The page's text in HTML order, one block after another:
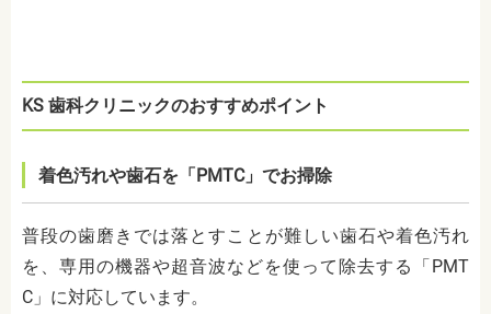
KS 歯科クリニックのおすすめポイント
着色汚れや歯石を「PMTC」でお掃除
普段の歯磨きでは落とすことが難しい歯石や着色汚れ
を、専用の機器や超音波などを使って除去する「PMT
C」に対応しています。